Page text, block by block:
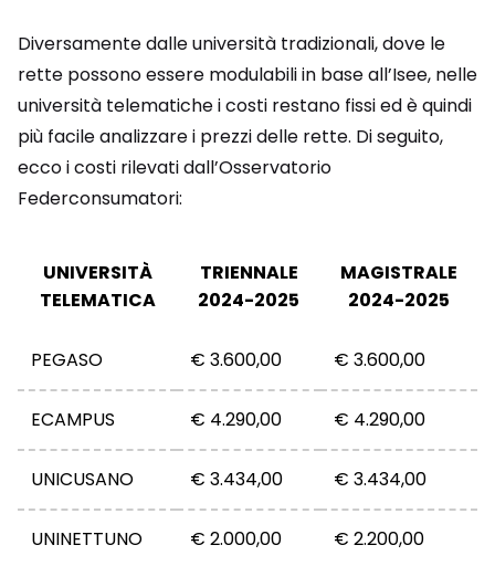
Diversamente dalle università tradizionali, dove le
rette possono essere modulabili in base all’Isee, nelle
università telematiche i costi restano fissi ed è quindi
più facile analizzare i prezzi delle rette. Di seguito,
ecco i costi rilevati dall’Osservatorio
Federconsumatori:
UNIVERSITÀ
TELEMATICA
TRIENNALE
2024-2025
MAGISTRALE
2024-2025
PEGASO € 3.600,00 € 3.600,00
ECAMPUS € 4.290,00 € 4.290,00
UNICUSANO € 3.434,00 € 3.434,00
UNINETTUNO € 2.000,00 € 2.200,00